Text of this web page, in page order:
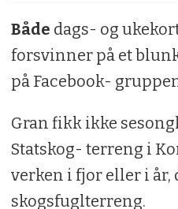
Både dags- og
forsvinner på et
på Facebook-
Gran fikk ikke
Statskog- terreng i
verken i fjor eller i år,
skogsfuglterreng.